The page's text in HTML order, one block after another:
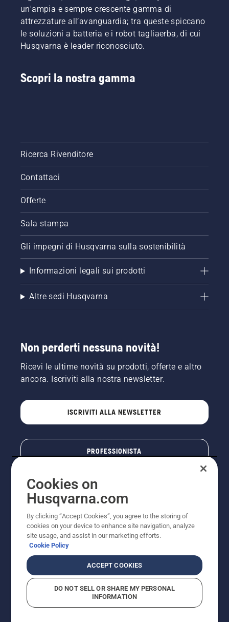
un'ampia e sempre crescente gamma di
attrezzature all’avanguardia; tra queste spiccano
le soluzioni a batteria e i robot tagliaerba, di cui
Husqvarna è leader riconosciuto.
Scopri la nostra gamma
Ricerca Rivenditore
Contattaci
Offerte
Sala stampa
Gli impegni di Husqvarna sulla sostenibilità
Informazioni legali sui prodotti
Altre sedi Husqvarna
Non perderti nessuna novità!
Ricevi le ultime novità su prodotti, offerte e altro
ancora. Iscriviti alla nostra newsletter.
ISCRIVITI ALLA NEWSLETTER
PROFESSIONISTA
© Husqvarna AB (publ). Tutti i diritti riservati. I prezzi
pubblicati si intendono raccomandati e arrotondati, non
impegnativi, comprensivi di I.V.A. vigente. FERCAD SpA
- Via Retrone, 49 - 36077 Altavilla Vic. (VI) - Capitale
Sociale € 2.000.000 int. vers. P.I. e C.F. 01252490246 -
Cookies on
Husqvarna.com
By clicking “Accept Cookies”, you agree to the storing of
cookies on your device to enhance site navigation, analyze
site usage, and assist in our marketing efforts.
Cookie Policy
ACCEPT COOKIES
DO NOT SELL OR SHARE MY PERSONAL
INFORMATION